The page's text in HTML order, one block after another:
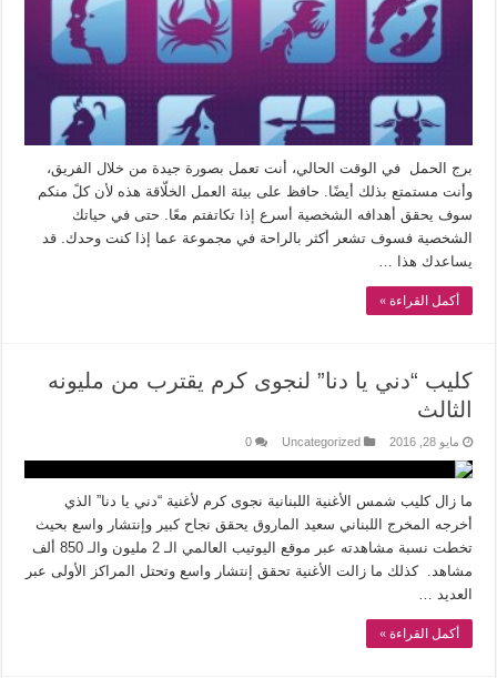
برج الحمل في الوقت الحالي، أنت تعمل بصورة جيدة من خلال الفريق،
وأنت مستمتع بذلك أيضًا. حافظ على بيئة العمل الخلّاقة هذه لأن كلً منكم
سوف يحقق أهدافه الشخصية أسرع إذا تكاتفتم معًا. حتى في حياتك
الشخصية فسوف تشعر أكثر بالراحة في مجموعة عما إذا كنت وحدك. قد
يساعدك هذا …
أكمل القراءة »
كليب “دني يا دنا” لنجوى كرم يقترب من مليونه
الثالث
مايو 28, 2016 Uncategorized
0
ما زال كليب شمس الأغنية اللبنانية نجوى كرم لأغنية “دني يا دنا” الذي
أخرجه المخرج اللبناني سعيد الماروق يحقق نجاح كبير وإنتشار واسع بحيث
تخطت نسبة مشاهدته عبر موقع اليوتيب العالمي الـ 2 مليون والـ 850 ألف
مشاهد. كذلك ما زالت الأغنية تحقق إنتشار واسع وتحتل المراكز الأولى عبر
العديد …
أكمل القراءة »